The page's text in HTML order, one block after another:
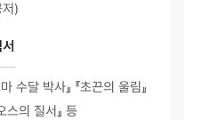
)
마 수달 박사』 『초끈의 울림』
스의 질서』 등